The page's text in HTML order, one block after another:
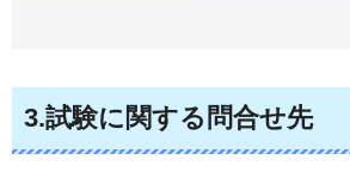
3.試験に関する問合せ先